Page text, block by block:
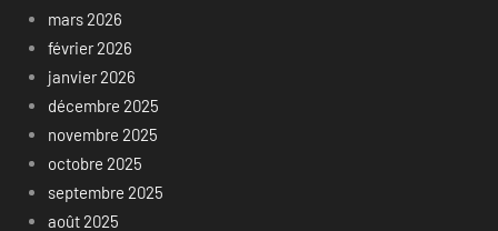
mars 2026
février 2026
janvier 2026
décembre 2025
novembre 2025
octobre 2025
septembre 2025
août 2025